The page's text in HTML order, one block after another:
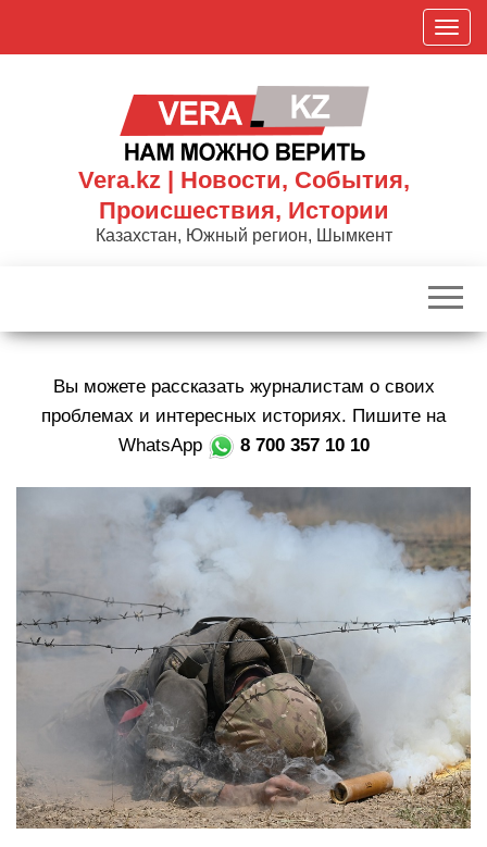
П
о
к
р
и
г
а
ц
и
Vera.kz | Новости, События,
Происшествия, Истории
Казахстан, Южный регион, Шымкент
Вы можете рассказать журналистам о своих
проблемах и интересных историях. Пишите на
WhatsApp
8 700 357 10 10